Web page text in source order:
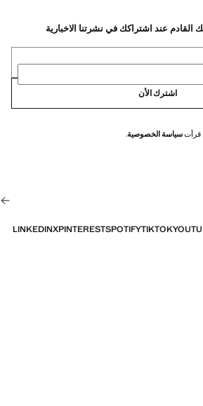
اشترك الأن
قرأتسياسة الخصوصية.
TIKTOK
SPOTIFY
PINTEREST
X
LINKEDIN